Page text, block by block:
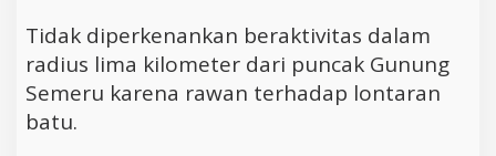
Tidak diperkenankan beraktivitas dalam
radius lima kilometer dari puncak Gunung
Semeru karena rawan terhadap lontaran
batu.